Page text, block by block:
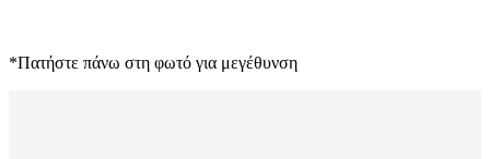
*Πατήστε πάνω στη φωτό για μεγέθυνση